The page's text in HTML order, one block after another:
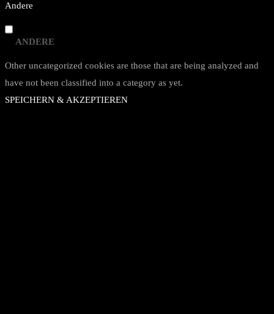
Andere
ANDERE
Other uncategorized cookies are those that are being analyzed and
have not been classified into a category as yet.
SPEICHERN & AKZEPTIEREN